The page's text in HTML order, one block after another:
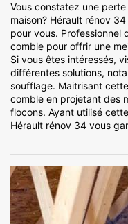
Vous constatez une
maison? Hérault rénov
pour vous. Professionnel
comble pour offrir une
Si vous êtes intéressés,
différentes solutions,
soufflage. Maitrisant
comble en projetant des
flocons. Ayant utilisé
Hérault rénov 34 vous